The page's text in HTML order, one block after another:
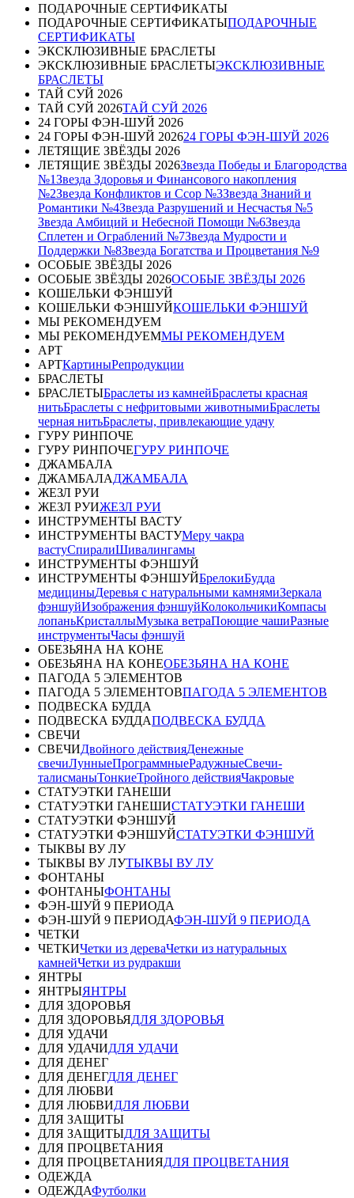
ПОДАРОЧНЫЕ СЕРТИФИКАТЫ
ПОДАРОЧНЫЕ СЕРТИФИКАТЫПОДАРОЧНЫЕ
СЕРТИФИКАТЫ
ЭКСКЛЮЗИВНЫЕ БРАСЛЕТЫ
ЭКСКЛЮЗИВНЫЕ БРАСЛЕТЫЭКСКЛЮЗИВНЫЕ
БРАСЛЕТЫ
ТАЙ СУЙ 2026
ТАЙ СУЙ 2026ТАЙ СУЙ 2026
24 ГОРЫ ФЭН-ШУЙ 2026
24 ГОРЫ ФЭН-ШУЙ 202624 ГОРЫ ФЭН-ШУЙ 2026
ЛЕТЯЩИЕ ЗВЁЗДЫ 2026
ЛЕТЯЩИЕ ЗВЁЗДЫ 2026Звезда Победы и Благородства
№1Звезда Здоровья и Финансового накопления
№2Звезда Конфликтов и Ссор №3Звезда Знаний и
Романтики №4Звезда Разрушений и Несчастья №5
Звезда Амбиций и Небесной Помощи №6Звезда
Сплетен и Ограблений №7Звезда Мудрости и
Поддержки №8Звезда Богатства и Процветания №9
ОСОБЫЕ ЗВЁЗДЫ 2026
ОСОБЫЕ ЗВЁЗДЫ 2026ОСОБЫЕ ЗВЁЗДЫ 2026
КОШЕЛЬКИ ФЭНШУЙ
КОШЕЛЬКИ ФЭНШУЙКОШЕЛЬКИ ФЭНШУЙ
МЫ РЕКОМЕНДУЕМ
МЫ РЕКОМЕНДУЕММЫ РЕКОМЕНДУЕМ
АРТ
АРТКартиныРепродукции
БРАСЛЕТЫ
БРАСЛЕТЫБраслеты из камнейБраслеты красная
нитьБраслеты с нефритовыми животнымиБраслеты
черная нитьБраслеты, привлекающие удачу
ГУРУ РИНПОЧЕ
ГУРУ РИНПОЧЕГУРУ РИНПОЧЕ
ДЖАМБАЛА
ДЖАМБАЛАДЖАМБАЛА
ЖЕЗЛ РУИ
ЖЕЗЛ РУИЖЕЗЛ РУИ
ИНСТРУМЕНТЫ ВАСТУ
ИНСТРУМЕНТЫ ВАСТУМеру чакра
вастуСпиралиШивалингамы
ИНСТРУМЕНТЫ ФЭНШУЙ
ИНСТРУМЕНТЫ ФЭНШУЙБрелокиБудда
медициныДеревья с натуральными камнямиЗеркала
фэншуйИзображения фэншуйКолокольчикиКомпасы
лопаньКристаллыМузыка ветраПоющие чашиРазные
инструментыЧасы фэншуй
ОБЕЗЬЯНА НА КОНЕ
ОБЕЗЬЯНА НА КОНЕОБЕЗЬЯНА НА КОНЕ
ПАГОДА 5 ЭЛЕМЕНТОВ
ПАГОДА 5 ЭЛЕМЕНТОВПАГОДА 5 ЭЛЕМЕНТОВ
ПОДВЕСКА БУДДА
ПОДВЕСКА БУДДАПОДВЕСКА БУДДА
СВЕЧИ
СВЕЧИДвойного действияДенежные
свечиЛунныеПрограммныеРадужныеСвечи-
талисманыТонкиеТройного действияЧакровые
СТАТУЭТКИ ГАНЕШИ
СТАТУЭТКИ ГАНЕШИСТАТУЭТКИ ГАНЕШИ
СТАТУЭТКИ ФЭНШУЙ
СТАТУЭТКИ ФЭНШУЙСТАТУЭТКИ ФЭНШУЙ
ТЫКВЫ ВУ ЛУ
ТЫКВЫ ВУ ЛУТЫКВЫ ВУ ЛУ
ФОНТАНЫ
ФОНТАНЫФОНТАНЫ
ФЭН-ШУЙ 9 ПЕРИОДА
ФЭН-ШУЙ 9 ПЕРИОДАФЭН-ШУЙ 9 ПЕРИОДА
ЧЕТКИ
ЧЕТКИЧетки из дереваЧетки из натуральных
камнейЧетки из рудракши
ЯНТРЫ
ЯНТРЫЯНТРЫ
ДЛЯ ЗДОРОВЬЯ
ДЛЯ ЗДОРОВЬЯДЛЯ ЗДОРОВЬЯ
ДЛЯ УДАЧИ
ДЛЯ УДАЧИДЛЯ УДАЧИ
ДЛЯ ДЕНЕГ
ДЛЯ ДЕНЕГДЛЯ ДЕНЕГ
ДЛЯ ЛЮБВИ
ДЛЯ ЛЮБВИДЛЯ ЛЮБВИ
ДЛЯ ЗАЩИТЫ
ДЛЯ ЗАЩИТЫДЛЯ ЗАЩИТЫ
ДЛЯ ПРОЦВЕТАНИЯ
ДЛЯ ПРОЦВЕТАНИЯДЛЯ ПРОЦВЕТАНИЯ
ОДЕЖДА
ОДЕЖДАФутболки